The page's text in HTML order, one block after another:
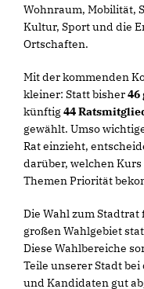
Wohnraum, Mobilität,
Kultur, Sport und die
Ortschaften.
Mit der kommenden
kleiner: Statt bisher46
künftig44
gewählt. Umso
Rat einzieht,
darüber, welchen
Themen Priorität
Die Wahl zum
großen Wahlgebiet
Diese Wahlbereiche
Teile unserer Stadt
und Kandidaten gut